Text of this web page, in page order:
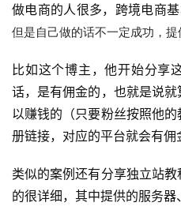
首
页
做电商的人很多，跨境电商
但是自己做的话不一定成功，
比如这个博主，他开始分享
话，是有佣金的，也就是说
以赚钱的（只要粉丝按照他
册链接，对应的平台就会有佣
类似的案例还有分享独立站
的很详细，其中提供的服务